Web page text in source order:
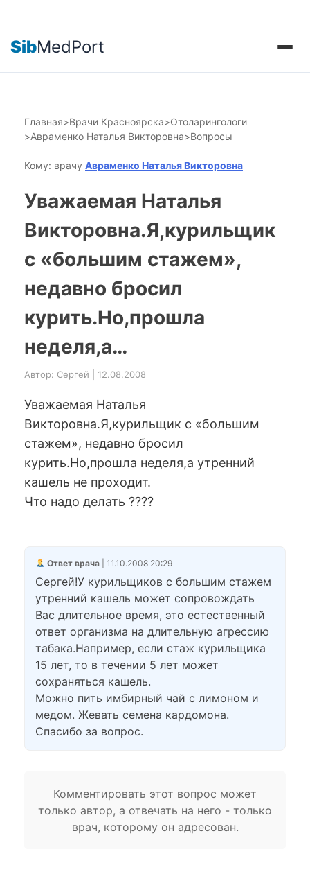
SibMedPort
Главная>Врачи Красноярска>Отоларингологи
>Авраменко Наталья Викторовна>Вопросы
Кому: врачу Авраменко Наталья Викторовна
Уважаемая Наталья
Викторовна.Я,курильщик
с «большим стажем»,
недавно бросил
курить.Но,прошла
неделя,а…
Автор: Сергей | 12.08.2008
Уважаемая Наталья
Викторовна.Я,курильщик с «большим
стажем», недавно бросил
курить.Но,прошла неделя,а утренний
кашель не проходит.
Что надо делать ????
Ответ врача| 11.10.2008 20:29
Сергей!У курильщиков с большим стажем
утренний кашель может сопровождать
Вас длительное время, это естественный
ответ организма на длительную агрессию
табака.Например, если стаж курильщика
15 лет, то в течении 5 лет может
сохраняться кашель.
Можно пить имбирный чай с лимоном и
медом. Жевать семена кардомона.
Спасибо за вопрос.
Комментировать этот вопрос может
только автор, а отвечать на него - только
врач, которому он адресован.